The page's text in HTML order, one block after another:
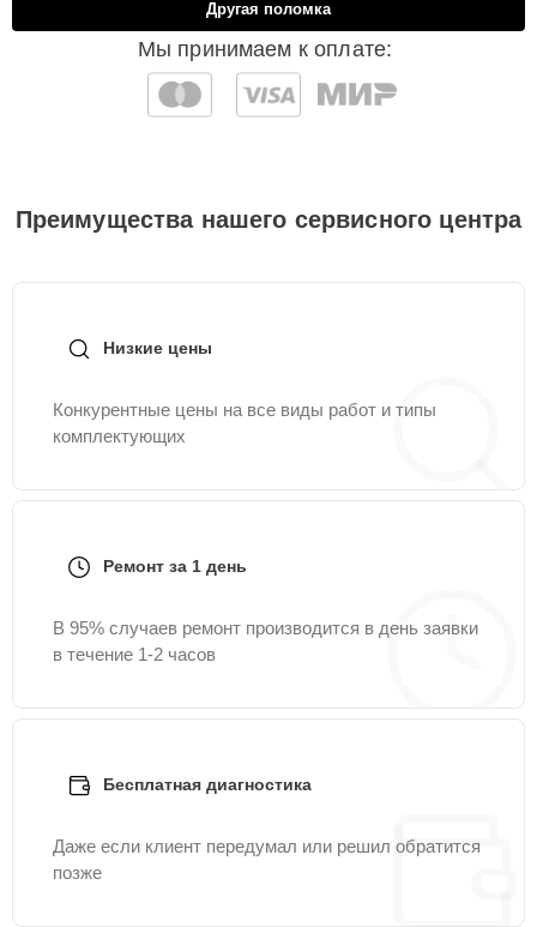
Мы принимаем к оплате:
Другая поломка
Преимущества нашего сервисного центра
Низкие цены
Конкурентные цены на все виды работ и типы
комплектующих
Ремонт за 1 день
В 95% случаев ремонт производится в день заявки
в течение 1-2 часов
Бесплатная диагностика
Даже если клиент передумал или решил обратится
позже